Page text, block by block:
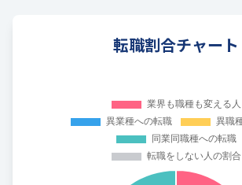
転職割合チャート